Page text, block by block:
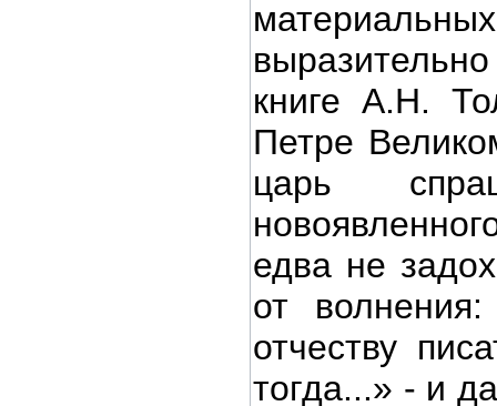
книге А.Н.
Петре
царь
едва не
от
отчеству
тогда...» - и